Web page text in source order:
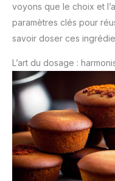
voyons que le choix et
paramètres clés pour
savoir doser ces
L’art du dosage :